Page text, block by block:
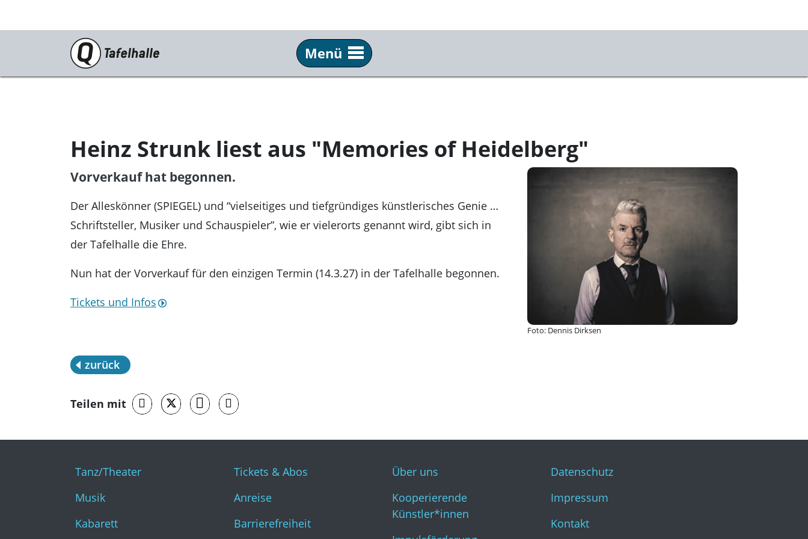
Menü
PROGRAMM
Kabarett
Festivals
Katharinenruine
Für Euch!
BESUCH
Barrierefreiheit
Newsletter
HAUS
Impulsförderung Nürnberg
Vermietung & Technik
Partner*innen & Förder*innen
Team & Kontakt
KunstKulturQuartier
Heinz Strunk liest aus "Memories of Heidelberg"
Vorverkauf hat begonnen.
Der Alleskönner (SPIEGEL) und “vielseitiges und tiefgründiges künstlerisches Genie …
Schriftsteller, Musiker und Schauspieler”, wie er vielerorts genannt wird, gibt sich in
der Tafelhalle die Ehre.
Nun hat der Vorverkauf für den einzigen Termin (14.3.27) in der Tafelhalle begonnen.
Tickets und Infos
Foto: Dennis Dirksen
zurück
Teilen mit
Tanz/Theater
Musik
Kabarett
Tickets & Abos
Anreise
Barrierefreiheit
Über uns
Kooperierende
Künstler*innen
Datenschutz
Impressum
Kontakt